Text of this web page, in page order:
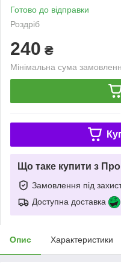
Готово до відправки
Роздріб
240 ₴
Мінімальна сума
Що таке купити з
Замовлення під
Доступна доставка
Опис Характеристики